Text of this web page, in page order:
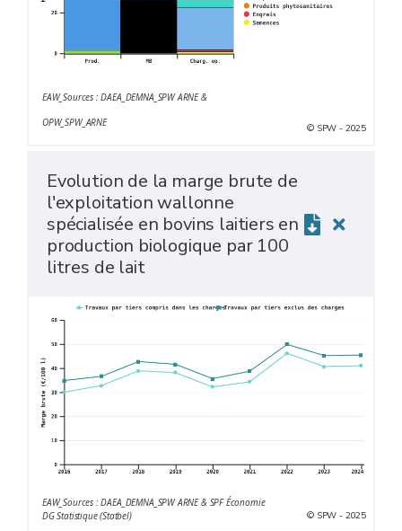
EAW_Sources : DAEA_DEMNA_SPW ARNE &
OPW_SPW_ARNE © SPW - 2025
Evolution de la marge brute de
l'exploitation wallonne
spécialisée en bovins laitiers en
production biologique par 100
litres de lait
EAW_Sources : DAEA_DEMNA_SPW ARNE & SPF Économie
DG Statistique (Statbel)
© SPW - 2025